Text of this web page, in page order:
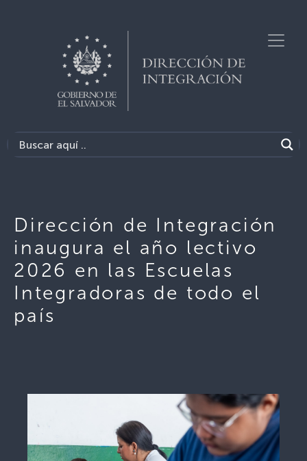
Dirección de Integración
inaugura el año lectivo
2026 en las Escuelas
Integradoras de todo el
país